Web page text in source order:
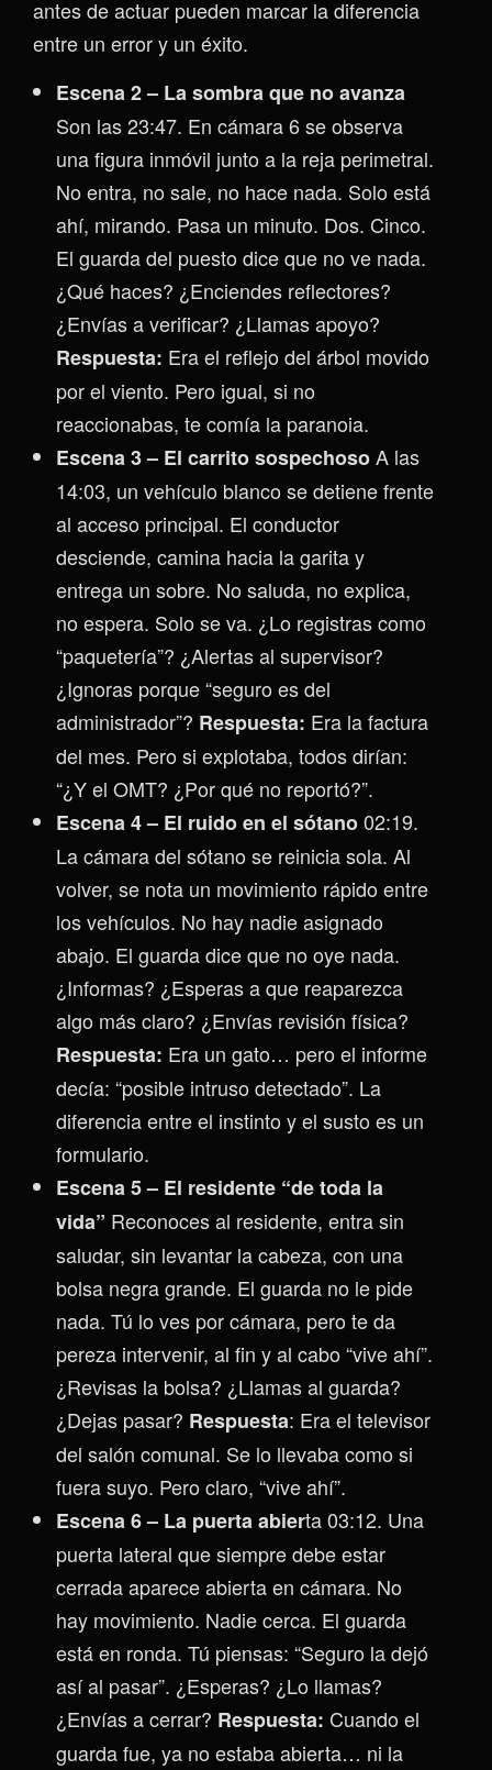
antes de actuar pueden marcar la diferencia
entre un error y un éxito.
Escena 2 – La sombra que no avanza
Son las 23:47. En cámara 6 se observa
una figura inmóvil junto a la reja perimetral.
No entra, no sale, no hace nada. Solo está
ahí, mirando. Pasa un minuto. Dos. Cinco.
El guarda del puesto dice que no ve nada.
¿Qué haces? ¿Enciendes reflectores?
¿Envías a verificar? ¿Llamas apoyo?
Respuesta: Era el reflejo del árbol movido
por el viento. Pero igual, si no
reaccionabas, te comía la paranoia.
Escena 3 – El carrito sospechosoA las
14:03, un vehículo blanco se detiene frente
al acceso principal. El conductor
desciende, camina hacia la garita y
entrega un sobre. No saluda, no explica,
no espera. Solo se va. ¿Lo registras como
“paquetería”? ¿Alertas al supervisor?
¿Ignoras porque “seguro es del
administrador”? Respuesta: Era la factura
del mes. Pero si explotaba, todos dirían:
“¿Y el OMT? ¿Por qué no reportó?”.
Escena 4 – El ruido en el sótano02:19.
La cámara del sótano se reinicia sola. Al
volver, se nota un movimiento rápido entre
los vehículos. No hay nadie asignado
abajo. El guarda dice que no oye nada.
¿Informas? ¿Esperas a que reaparezca
algo más claro? ¿Envías revisión física?
Respuesta: Era un gato… pero el informe
decía: “posible intruso detectado”. La
diferencia entre el instinto y el susto es un
formulario.
Escena 5 – El residente “de toda la
vida” Reconoces al residente, entra sin
saludar, sin levantar la cabeza, con una
bolsa negra grande. El guarda no le pide
nada. Tú lo ves por cámara, pero te da
pereza intervenir, al fin y al cabo “vive ahí”.
¿Revisas la bolsa? ¿Llamas al guarda?
¿Dejas pasar? Respuesta: Era el televisor
del salón comunal. Se lo llevaba como si
fuera suyo. Pero claro, “vive ahí”.
Escena 6 – La puerta abierta 03:12. Una
puerta lateral que siempre debe estar
cerrada aparece abierta en cámara. No
hay movimiento. Nadie cerca. El guarda
está en ronda. Tú piensas: “Seguro la dejó
así al pasar”. ¿Esperas? ¿Lo llamas?
¿Envías a cerrar? Respuesta: Cuando el
guarda fue, ya no estaba abierta… ni la